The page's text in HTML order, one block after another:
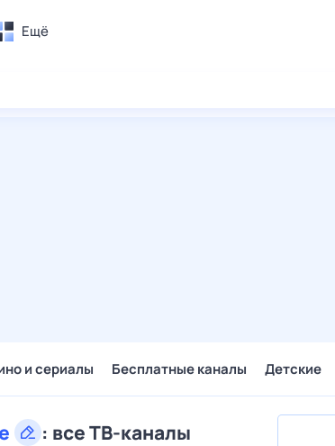
Ещё
и сериалы Бесплатные каналы Детские
: все ТВ-каналы